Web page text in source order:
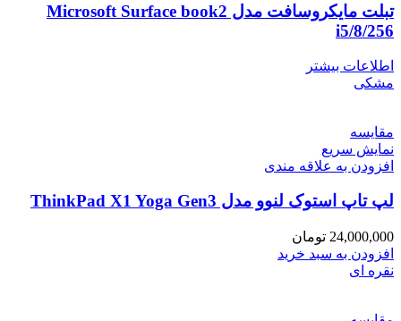
تبلت مایکروسافت مدل Microsoft Surface book2
i5/8/256
اطلاعات بیشتر
مشکی
مقايسه
نمایش سریع
افزودن به علاقه مندی
لپ تاپ استوک لنوو مدل ThinkPad X1 Yoga Gen3
24,000,000 تومان
افزودن به سبد خرید
نقره ای